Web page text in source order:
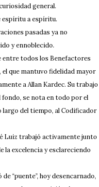
general.
espíritu a espíritu.
pasadas ya no
y ennoblecido.
entre todos los Benefactores
que mantuvo fidelidad mayor
a Allan Kardec. Su trabajo
fondo, se nota en todo por el
largo del tiempo, al Codificador
Luiz trabajó activamente junto
la excelencia y esclareciendo
“puente”, hoy desencarnado,